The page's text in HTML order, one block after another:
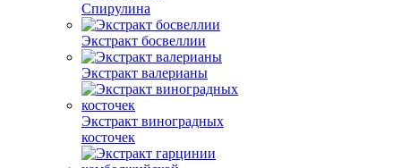
Спирулина
Экстракт босвеллии
Экстракт валерианы
Экстракт виноградных
косточек